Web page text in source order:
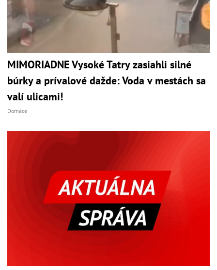
MIMORIADNE Vysoké Tatry zasiahli silné
búrky a prívalové dažde: Voda v mestách sa
valí ulicami!
Domáce